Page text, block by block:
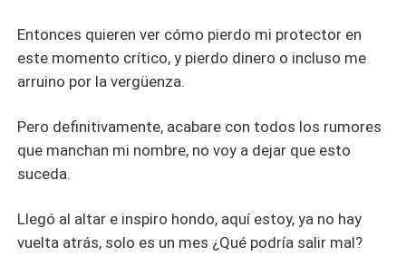
Entonces quieren ver cómo pierdo mi protector en
este momento crítico, y pierdo dinero o incluso me
arruino por la vergüenza.
Pero definitivamente, acabare con todos los rumores
que manchan mi nombre, no voy a dejar que esto
suceda.
Llegó al altar e inspiro hondo, aquí estoy, ya no hay
vuelta atrás, solo es un mes ¿Qué podría salir mal?